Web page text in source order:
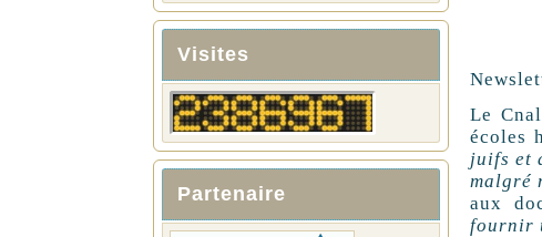
Visites
Partenaire
Le
écoles
juifs et
malgré
aux
fournir